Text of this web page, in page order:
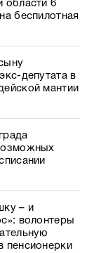
области 6
беспилотная
депутата в
мантии
– и
волонтеры
пенсионерки